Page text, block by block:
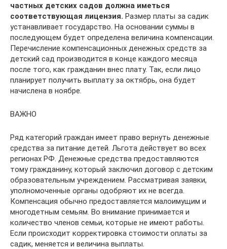
частных детских садов должна иметься
соответствующая лицензия. Размер платы за садик
устанавливает государство. На основании суммы в
последующем будет определена величина компенсации.
Перечисление компенсационных денежных средств за
детский сад производится в конце каждого месяца
после того, как гражданин внес плату. Так, если лицо
планирует получить выплату за октябрь, она будет
начислена в ноябре.
ВАЖНО
Ряд категорий граждан имеет право вернуть денежные
средства за питание детей. Льгота действует во всех
регионах РФ. Денежные средства предоставляются
тому гражданину, который заключил договор с детским
образовательным учреждением. Рассматривая заявки,
уполномоченные органы одобряют их не всегда.
Компенсация обычно предоставляется малоимущим и
многодетным семьям. Во внимание принимается и
количество членов семьи, которые не имеют работы.
Если происходит корректировка стоимости оплаты за
садик, меняется и величина выплаты.